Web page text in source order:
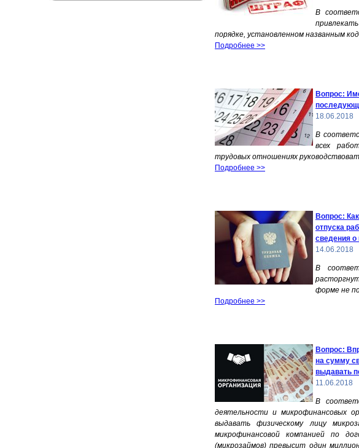
В
порядке, установленном названным
Подробнее >>
Вопрос:
18.06.2018
В
всех
трудовых отношениях
Подробнее >>
Вопрос:
отпуска
сведения о
14.06.2018
В
форме не
Подробнее >>
Вопрос:
на сумму
выдавать
11.06.2018
В
деятельности и микрофинансовых
выдавать физическому лицу
микрофинансовой компанией по
(микрозаймов) превысит один